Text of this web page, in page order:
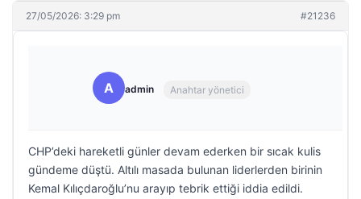
27/05/2026: 3:29 pm #21236
A admin Anahtar yönetici
CHP’deki hareketli günler devam ederken bir sıcak kulis
gündeme düştü. Altılı masada bulunan liderlerden birinin
Kemal Kılıçdaroğlu’nu arayıp tebrik ettiği iddia edildi.